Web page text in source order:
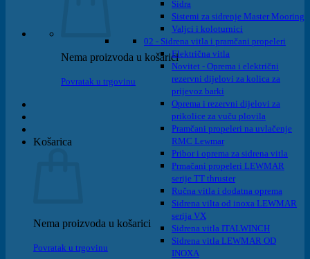
Nema proizvoda u košarici
Povratak u trgovinu
Košarica
Nema proizvoda u košarici
Povratak u trgovinu
Sidra
Sistemi za sidrenje Master Mooring
Valjci i koloturnici
02 - Sidrena vitla i pramčani propeleri
Električna vitla
Novitet - Oprema i električni
rezervni dijelovi za kolica za
prijevoz barki
Oprema i rezervni dijelovi za
prikolice za vuču plovila
Pramčani propeleri na uvlačenje
RMC Lewmar
Pribor i oprema za sidrena vitla
Prmačani propeleri LEWMAR
serije TT thruster
Ručna vitla i dodatna oprema
Sidrena vilta od inoxa LEWMAR
serija VX
Sidrena vitla ITALWINCH
Sidrena vitla LEWMAR OD
INOXA